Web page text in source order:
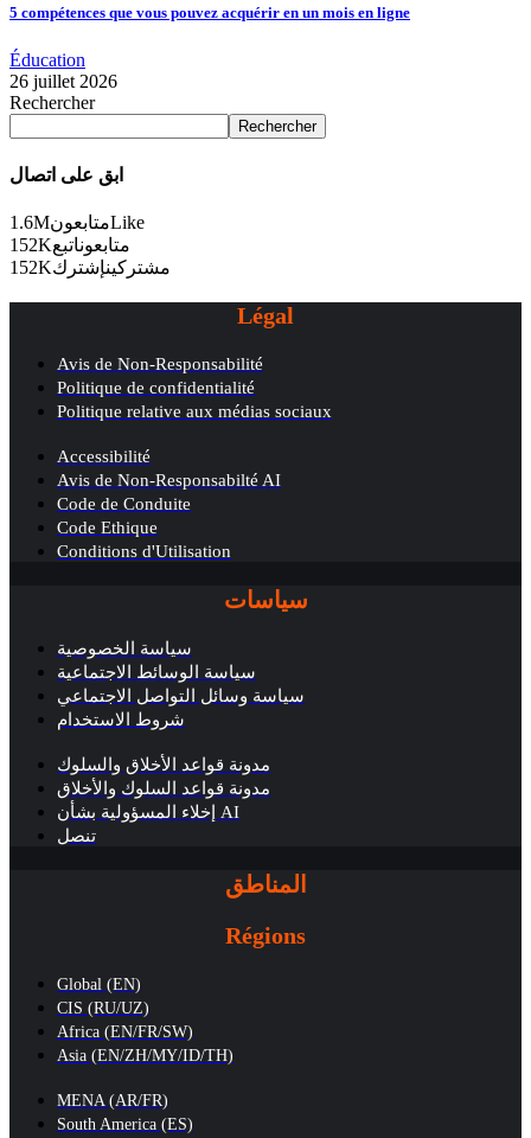
5 compétences que vous pouvez acquérir en un mois en ligne
Éducation
26 juillet 2026
Rechercher
Rechercher
ابق على اتصال
1.6MمتابعونLike
152K
متابعوناتبع
152K
مشتركينإشترك
Légal
Avis de Non-Responsabilité
Politique de confidentialité
Politique relative aux médias sociaux
Accessibilité
Avis de Non-Responsabilté AI
Code de Conduite
Code Ethique
Conditions d'Utilisation
سياسات
سياسة الخصوصية
سياسة الوسائط الاجتماعية
سياسة وسائل التواصل الاجتماعي
شروط الاستخدام
مدونة قواعد الأخلاق والسلوك
مدونة قواعد السلوك والأخلاق
إخلاء المسؤولية بشأن AI
تنصل
المناطق
Régions
Global (EN)
CIS (RU/UZ)
Africa (EN/FR/SW)
Asia (EN/ZH/MY/ID/TH)
MENA (AR/FR)
South America (ES)